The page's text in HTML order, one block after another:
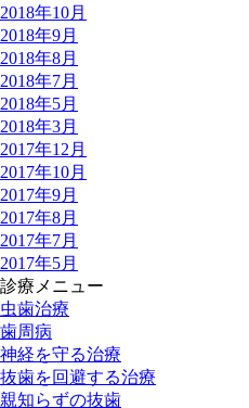
2018年10月
2018年9月
2018年8月
2018年7月
2018年5月
2018年3月
2017年12月
2017年10月
2017年9月
2017年8月
2017年7月
2017年5月
診療メニュー
虫歯治療
歯周病
神経を守る治療
抜歯を回避する治療
親知らずの抜歯